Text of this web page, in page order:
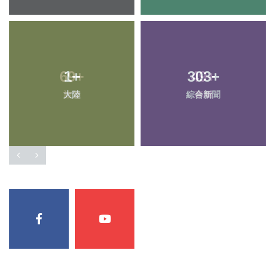
1+
大陸
303+
綜合新聞
69+
旅遊
49+
專欄